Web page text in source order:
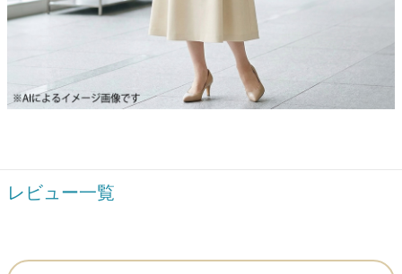
レビュー一覧